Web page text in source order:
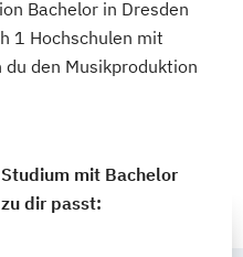
Bachelor in Dresden
1 Hochschulen mit
den Musikproduktion
mit Bachelor
dir passt: